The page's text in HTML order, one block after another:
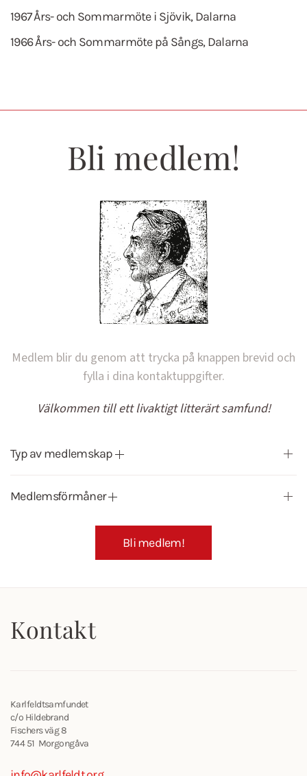
1967 Års- och Sommarmöte i Sjövik, Dalarna
1966 Års- och Sommarmöte på Sångs, Dalarna
Bli medlem!
Medlem blir du genom att trycka på knappen brevid och
fylla i dina kontaktuppgifter.
Välkommen till ett livaktigt litterärt samfund!
Typ av medlemskap
Medlemsförmåner
Bli medlem!
Kontakt
Karlfeldtsamfundet
c/o Hildebrand
Fischers väg 8
744 51 Morgongåva